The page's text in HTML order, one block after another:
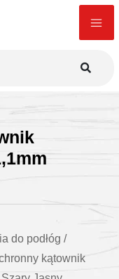
do podłóg /
kątownik